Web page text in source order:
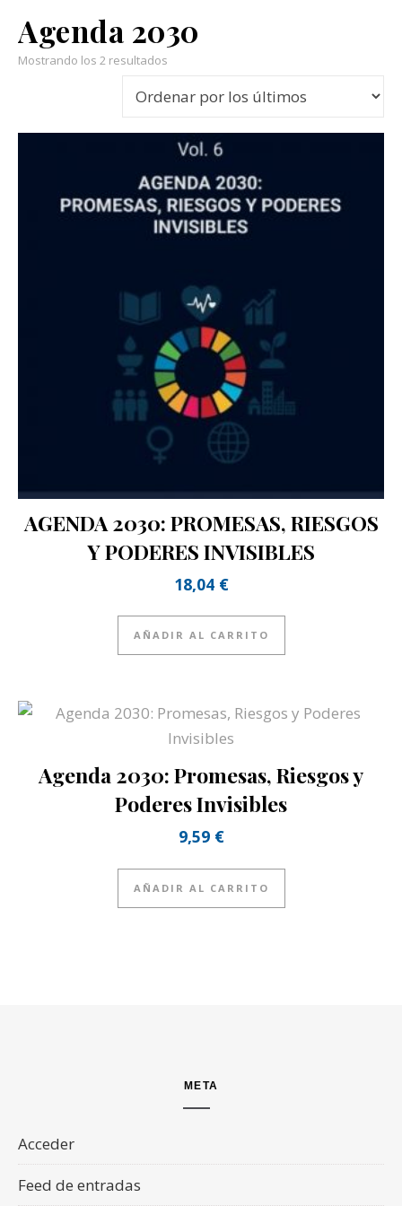
Agenda 2030
Mostrando los 2 resultados
AGENDA 2030: PROMESAS, RIESGOS
Y PODERES INVISIBLES
18,04 €
AÑADIR AL CARRITO
Agenda 2030: Promesas, Riesgos y
Poderes Invisibles
9,59 €
AÑADIR AL CARRITO
META
Acceder
Feed de entradas